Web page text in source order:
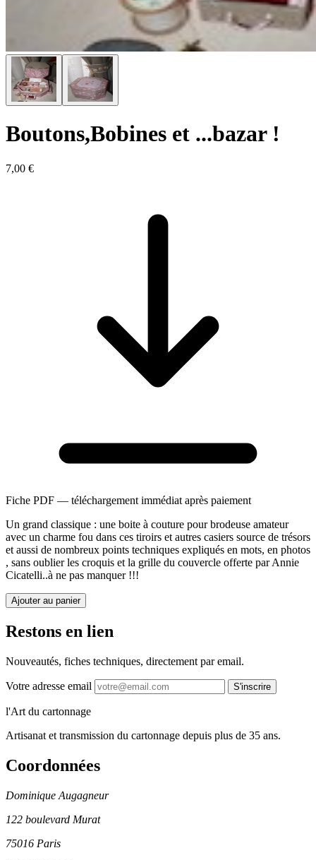
Boutons,Bobines et ...bazar !
7,00 €
Fiche PDF — téléchargement immédiat après paiement
Un grand classique : une boite à couture pour brodeuse amateur
avec un charme fou dans ces tiroirs et autres casiers source de trésors
et aussi de nombreux points techniques expliqués en mots, en photos
, sans oublier les croquis et la grille du couvercle offerte par Annie
Cicatelli..à ne pas manquer !!!
Ajouter au panier
Restons en lien
Nouveautés, fiches techniques, directement par email.
Votre adresse email S'inscrire
l'Art du cartonnage
Artisanat et transmission du cartonnage depuis plus de 35 ans.
Coordonnées
Dominique Augagneur
122 boulevard Murat
75016 Paris